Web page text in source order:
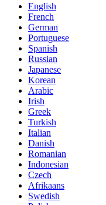
English
French
German
Portuguese
Spanish
Russian
Japanese
Korean
Arabic
Irish
Greek
Turkish
Italian
Danish
Romanian
Indonesian
Czech
Afrikaans
Swedish